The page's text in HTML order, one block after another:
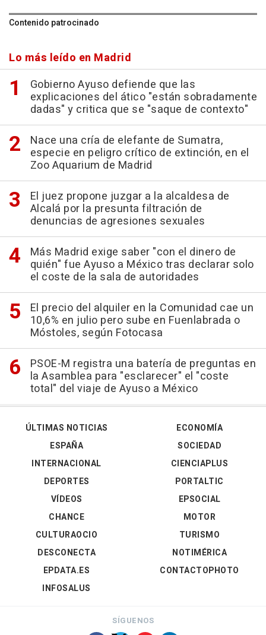
Contenido patrocinado
Lo más leído en Madrid
Gobierno Ayuso defiende que las
explicaciones del ático "están sobradamente
dadas" y critica que se "saque de contexto"
Nace una cría de elefante de Sumatra,
especie en peligro crítico de extinción, en el
Zoo Aquarium de Madrid
El juez propone juzgar a la alcaldesa de
Alcalá por la presunta filtración de
denuncias de agresiones sexuales
Más Madrid exige saber "con el dinero de
quién" fue Ayuso a México tras declarar solo
el coste de la sala de autoridades
El precio del alquiler en la Comunidad cae un
10,6% en julio pero sube en Fuenlabrada o
Móstoles, según Fotocasa
PSOE-M registra una batería de preguntas en
la Asamblea para "esclarecer" el "coste
total" del viaje de Ayuso a México
ÚLTIMAS NOTICIAS
ESPAÑA
INTERNACIONAL
DEPORTES
VÍDEOS
ECONOMÍA
SOCIEDAD
CIENCIAPLUS
PORTALTIC
EPSOCIAL
CHANCE
CULTURAOCIO
DESCONECTA
EPDATA.ES
INFOSALUS
MOTOR
TURISMO
NOTIMÉRICA
CONTACTOPHOTO
SÍGUENOS